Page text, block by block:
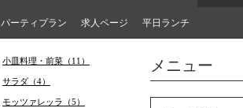
パーティプラン 求人ページ 平日ランチ
メニュー
小皿料理・前菜（11）
サラダ（4）
モッツァレッラ（5）